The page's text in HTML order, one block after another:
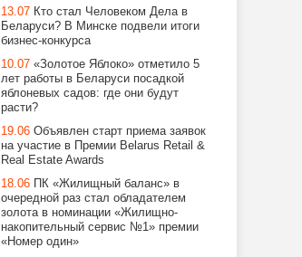
13.07 Кто стал Человеком Дела в
Беларуси? В Минске подвели итоги
бизнес-конкурса
10.07 «Золотое Яблоко» отметило 5
лет работы в Беларуси посадкой
яблоневых садов: где они будут
расти?
19.06 Объявлен старт приема заявок
на участие в Премии Belarus Retail &
Real Estate Awards
18.06 ПК «Жилищный баланс» в
очередной раз стал обладателем
золота в номинации «Жилищно-
накопительный сервис №1» премии
«Номер один»